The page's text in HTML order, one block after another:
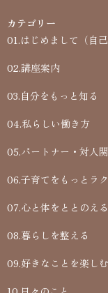
カテゴリー
01.はじめまして（自己
02.講座案内
03.自分をもっと知る
04.私らしい働き方
05.パートナー・対人
06.子育てをもっとラ
07.心と体をととのえる
08.暮らしを整える
09.好きなことを楽しむ